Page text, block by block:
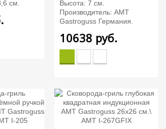
см.
Высота: 7 см.
Производитель: AMT
Gastroguss Германия.
10638 руб.